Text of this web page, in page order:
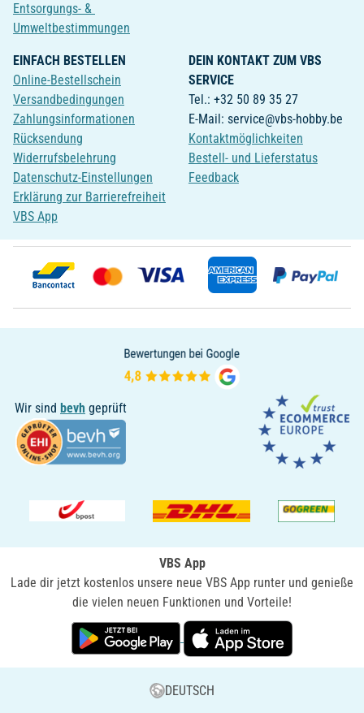
Entsorgungs- &
Umweltbestimmungen
EINFACH BESTELLEN
Online-Bestellschein
Versandbedingungen
Zahlungsinformationen
Rücksendung
Widerrufsbelehrung
Datenschutz-Einstellungen
Erklärung zur Barrierefreiheit
VBS App
DEIN KONTAKT ZUM VBS
SERVICE
Tel.: +32 50 89 35 27
E-Mail: service@vbs-hobby.be
Kontaktmöglichkeiten
Bestell- und Lieferstatus
Feedback
Wir sind bevh geprüft
VBS App
Lade dir jetzt kostenlos unsere neue VBS App runter und genieße
die vielen neuen Funktionen und Vorteile!
DEUTSCH